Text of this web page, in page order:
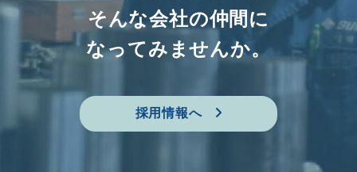
そんな会社の仲間に
なってみませんか。
採用情報へ